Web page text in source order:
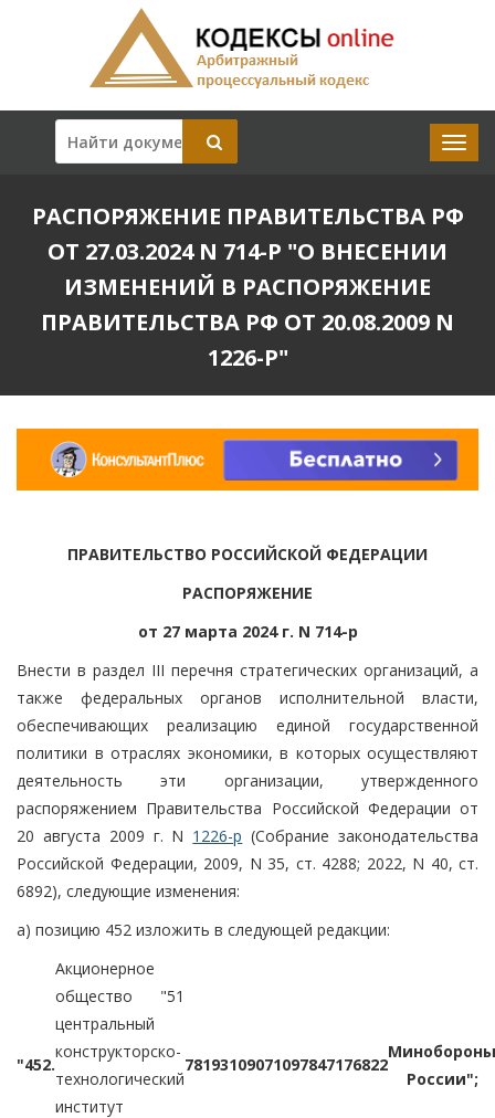
РАСПОРЯЖЕНИЕ ПРАВИТЕЛЬСТВА РФ
ОТ 27.03.2024 N 714-Р "О ВНЕСЕНИИ
ИЗМЕНЕНИЙ В РАСПОРЯЖЕНИЕ
ПРАВИТЕЛЬСТВА РФ ОТ 20.08.2009 N
1226-Р"
ПРАВИТЕЛЬСТВО РОССИЙСКОЙ ФЕДЕРАЦИИ
РАСПОРЯЖЕНИЕ
от 27 марта 2024 г. N 714-р
Внести в раздел III перечня стратегических организаций, а
также федеральных органов исполнительной власти,
обеспечивающих реализацию единой государственной
политики в отраслях экономики, в которых осуществляют
деятельность эти организации, утвержденного
распоряжением Правительства Российской Федерации от
20 августа 2009 г. N 1226-р (Собрание законодательства
Российской Федерации, 2009, N 35, ст. 4288; 2022, N 40, ст.
6892), следующие изменения:
а) позицию 452 изложить в следующей редакции:
"452.
Акционерное
общество "51
центральный
конструкторско-
технологический
институт
78193109071097847176822
Минобороны
России";